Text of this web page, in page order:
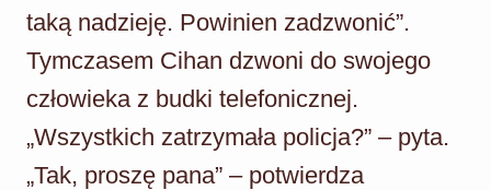
taką nadzieję. Powinien zadzwonić”.
Tymczasem Cihan dzwoni do swojego
człowieka z budki telefonicznej.
„Wszystkich zatrzymała policja?” – pyta.
„Tak, proszę pana” – potwierdza